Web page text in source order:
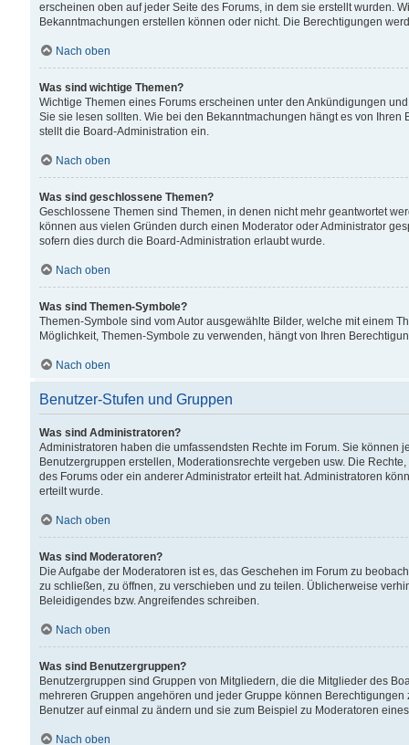
erscheinen oben auf jeder Seite des Forums, in dem sie erstellt wurden.
Bekanntmachungen erstellen können oder nicht. Die Berechtigungen
Nach oben
Was sind wichtige Themen?
Wichtige Themen eines Forums erscheinen unter den Ankündigungen
Sie sie lesen sollten. Wie bei den Bekanntmachungen hängt es von
stellt die Board-Administration ein.
Nach oben
Was sind geschlossene Themen?
Geschlossene Themen sind Themen, in denen nicht mehr geantwortet
können aus vielen Gründen durch einen Moderator oder Administrator
sofern dies durch die Board-Administration erlaubt wurde.
Nach oben
Was sind Themen-Symbole?
Themen-Symbole sind vom Autor ausgewählte Bilder, welche mit einem
Möglichkeit, Themen-Symbole zu verwenden, hängt von Ihren
Nach oben
Benutzer-Stufen und Gruppen
Was sind Administratoren?
Administratoren haben die umfassendsten Rechte im Forum. Sie können
Benutzergruppen erstellen, Moderationsrechte vergeben usw. Die
des Forums oder ein anderer Administrator erteilt hat. Administratoren
erteilt wurde.
Nach oben
Was sind Moderatoren?
Die Aufgabe der Moderatoren ist es, das Geschehen im Forum zu
zu schließen, zu öffnen, zu verschieben und zu teilen. Üblicherweise
Beleidigendes bzw. Angreifendes schreiben.
Nach oben
Was sind Benutzergruppen?
Benutzergruppen sind Gruppen von Mitgliedern, die die Mitglieder des
mehreren Gruppen angehören und jeder Gruppe können
Benutzer auf einmal zu ändern und sie zum Beispiel zu Moderatoren
Nach oben